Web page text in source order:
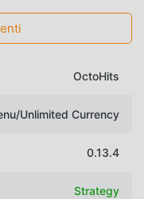
OctoHits
Unlimited Currency
0.13.4
Strategy